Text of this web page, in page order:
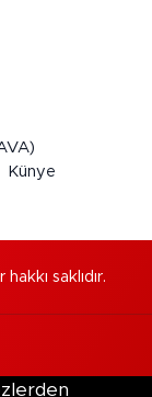
Künye
saklıdır.